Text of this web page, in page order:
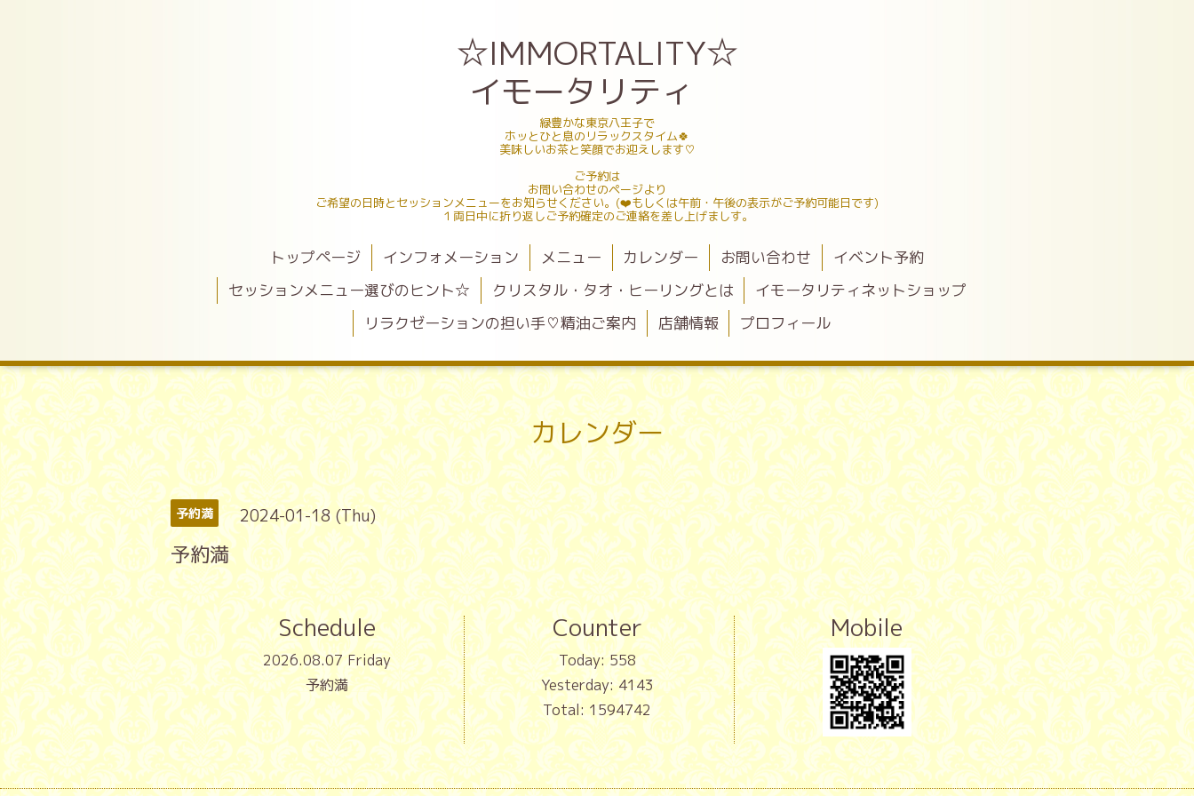
☆IMMORTALITY☆
イモータリティ
緑豊かな東京八王子で
ホッとひと息のリラックスタイム🍀
美味しいお茶と笑顔でお迎えします♡
ご予約は
お問い合わせのページより
ご希望の日時とセッションメニューをお知らせください。(❤️もしくは午前・午後の表示がご予約可能日です)
１両日中に折り返しご予約確定のご連絡を差し上げましす。
トップページ インフォメーション メニュー カレンダー お問い合わせ
イベント予約
セッションメニュー選びのヒント☆
クリスタル・タオ・ヒーリングとは
イモータリティネットショップ
リラクゼーションの担い手♡精油ご案内
店舗情報 プロフィール
カレンダー
予約満 2024-01-18 (Thu)
予約満
Schedule
2026.08.07 Friday
予約満
Counter
Today:558
Yesterday:4143
Total:1594742
Mobile